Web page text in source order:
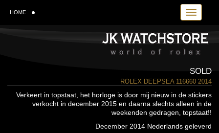
Toggle
HOME
SOLD
ROLEX DEEPSEA 116660 2014
Verkeert in topstaat, het horloge is door mij nieuw in de stickers
verkocht in december 2015 en daarna slechts alleen in de
weekenden gedragen, topstaat!!
December 2014 Nederlands geleverd